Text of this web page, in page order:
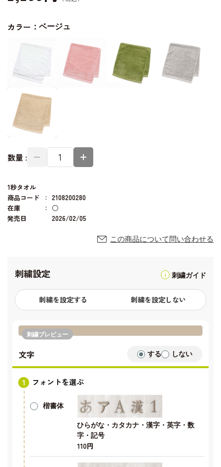
カラー： ベージュ
数量 :
1秒タオル
商品コード
2108200280
在庫
○
発売日
2026/02/05
この商品について問い合わせる
刺繍設定 刺繍ガイド
刺繍を設定する 刺繍を設定しない
刺繍プレビュー
文字 する しない
フォントを選ぶ
楷書体
ひらがな・カタカナ・漢字・英字・数
字・記号
110円